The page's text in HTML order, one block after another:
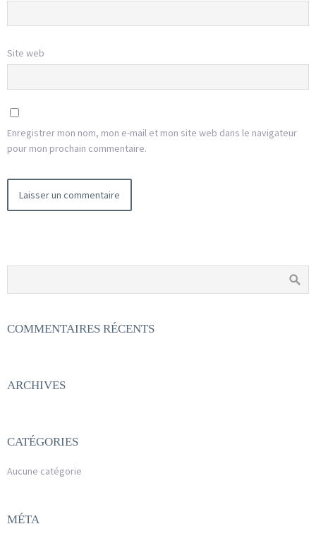
Site web
Enregistrer mon nom, mon e-mail et mon site web dans le navigateur
pour mon prochain commentaire.
COMMENTAIRES RÉCENTS
ARCHIVES
CATÉGORIES
Aucune catégorie
MÉTA